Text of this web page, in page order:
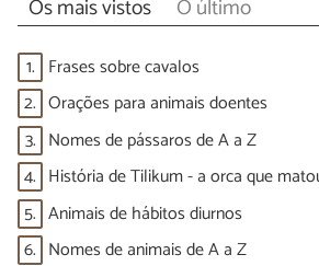
Os mais vistos O último
1. Frases sobre cavalos
2. Orações para animais doentes
3. Nomes de pássaros de A a Z
4. História de Tilikum - a orca que
5. Animais de hábitos diurnos
6. Nomes de animais de A a Z